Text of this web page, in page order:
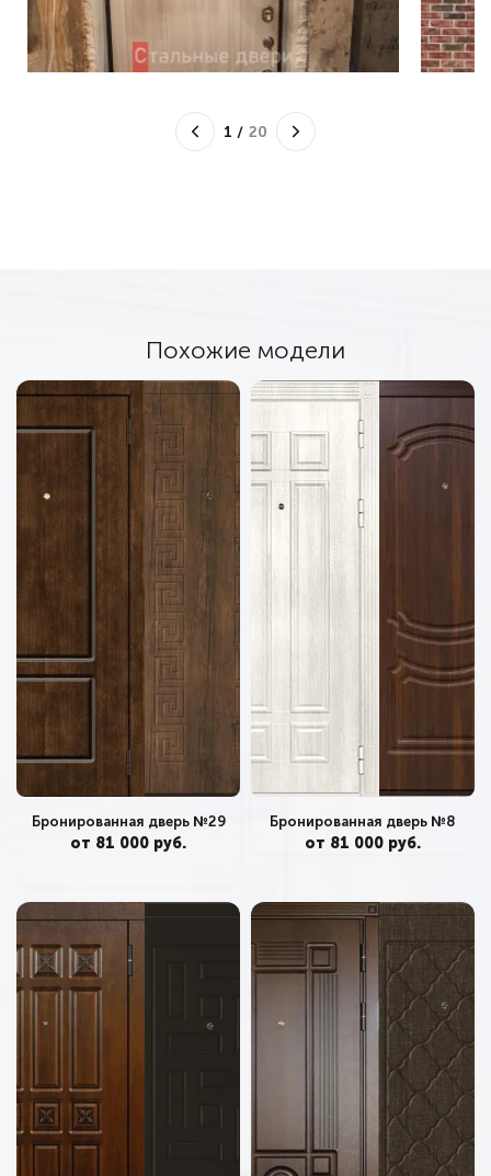
1 / 20
Похожие модели
Бронированная дверь №29
от 81 000 руб.
Бронированная дверь №8
от 81 000 руб.